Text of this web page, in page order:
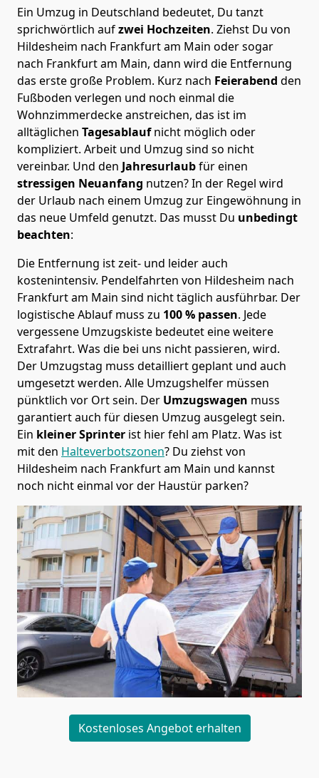
Ein Umzug in Deutschland bedeutet, Du tanzt
sprichwörtlich aufzwei Hochzeiten. Ziehst Du von
Hildesheim nach Frankfurt am Main oder sogar
nach Frankfurt am Main, dann wird die Entfernung
das erste große Problem. Kurz nach Feierabend den
Fußboden verlegen und noch einmal die
Wohnzimmerdecke anstreichen, das ist im
alltäglichen Tagesablaufnicht möglich oder
kompliziert. Arbeit und Umzug sind so nicht
vereinbar. Und den Jahresurlaubfür einen
stressigen Neuanfang nutzen? In der Regel wird
der Urlaub nach einem Umzug zur Eingewöhnung in
das neue Umfeld genutzt. Das musst Du unbedingt
beachten:
Die Entfernung ist zeit- und leider auch
kostenintensiv. Pendelfahrten von Hildesheim nach
Frankfurt am Main sind nicht täglich ausführbar. Der
logistische Ablauf muss zu 100 % passen. Jede
vergessene Umzugskiste bedeutet eine weitere
Extrafahrt. Was die bei uns nicht passieren, wird.
Der Umzugstag muss detailliert geplant und auch
umgesetzt werden. Alle Umzugshelfer müssen
pünktlich vor Ort sein. Der Umzugswagen muss
garantiert auch für diesen Umzug ausgelegt sein.
Ein kleiner Sprinter ist hier fehl am Platz. Was ist
mit den Halteverbotszonen? Du ziehst von
Hildesheim nach Frankfurt am Main und kannst
noch nicht einmal vor der Haustür parken?
Kostenloses Angebot erhalten